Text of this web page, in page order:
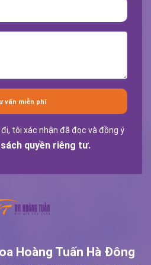
vấn miễn phí
tôi xác nhận đã đọc và đồng ý
quyền riêng tư.
Hoàng Tuấn Hà Đông